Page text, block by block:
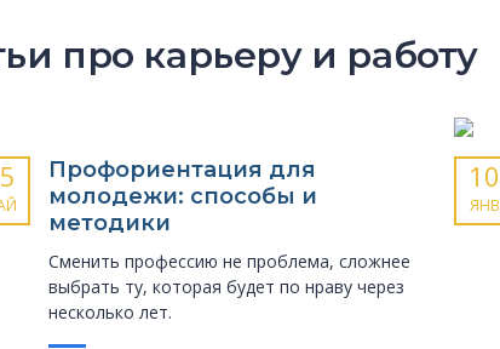
про карьеру и работу
Профориентация для
молодежи: способы и
методики
Сменить профессию не проблема, сложнее
выбрать ту, которая будет по нраву через
несколько лет.
10
ЯНВ